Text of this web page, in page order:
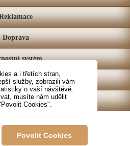
a i třetích stran,
služby, zobrazili vám
o vaší návštěvě.
musíte nám udělit
Cookies".
Povolit Cookies
Doprava
systém
Prodejna
Kontakt